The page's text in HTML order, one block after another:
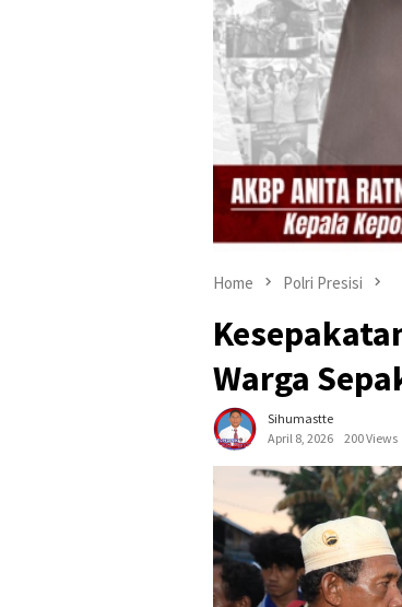
Home Polri Presisi
Warga
Sihumastte
April 8, 2026
200 Views